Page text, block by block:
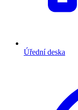
Úřední deska